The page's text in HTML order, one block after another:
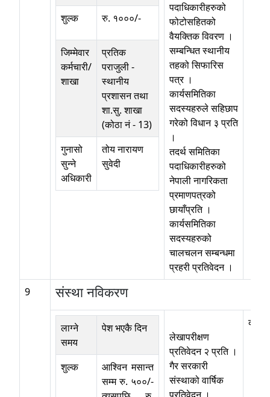
शुल्क रु. १०००/-
जिम्मेवार
कर्मचारी/
शाखा
प्रतिक
पराजुली-
स्थानीय
प्रशासन तथा
शा.सु. शाखा
(कोठा नं - 13)
गुनासो
सुन्ने
अधिकारी
तोय नारायण
सुवेदी
पदाधिकारीहरुको
फोटोसहितको
वैयक्तिक विवरण ।
सम्बन्धित स्थानीय
तहको सिफारिस
पत्र ।
कार्यसमितिका
सदस्यहरुले सहिछाप
गरेको विधान ३ प्रति
।
तदर्थ समितिका
पदाधिकारीहरुको
नेपाली नागरिकता
प्रमाणपत्रको
छायाँप्रति ।
कार्यसमितिका
सदस्यहरुको
चालचलन सम्बन्धमा
प्रहरी प्रतिवेदन ।
9 संस्था नविकरण
लाग्ने
समय
पेश भएकै दिन
शुल्क
आश्विन मसान्त
सम्म रु. ५००/-
लेखापरीक्षण
प्रतिवेदन २ प्रति ।
गैर सरकारी
संस्थाको वार्षिक